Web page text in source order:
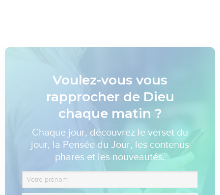
Voulez-vous vous
rapprocher de Dieu
chaque matin ?
Chaque jour, découvrez le verset du
jour, la Pensée du Jour, les contenus
phares et les nouveautés.